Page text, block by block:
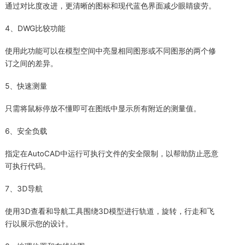
通过对比度改进，更清晰的图标和现代蓝色界面减少眼睛疲劳。
4、DWG比较功能
使用此功能可以在模型空间中亮显相同图形或不同图形的两个修
订之间的差异。
5、快速测量
只需将鼠标停放不懂即可在图纸中显示所有附近的测量值。
6、安全负载
指定在AutoCAD中运行可执行文件的安全限制，以帮助防止恶意
可执行代码。
7、3D导航
使用3D查看和导航工具围绕3D模型进行轨道，旋转，行走和飞
行以展示您的设计。